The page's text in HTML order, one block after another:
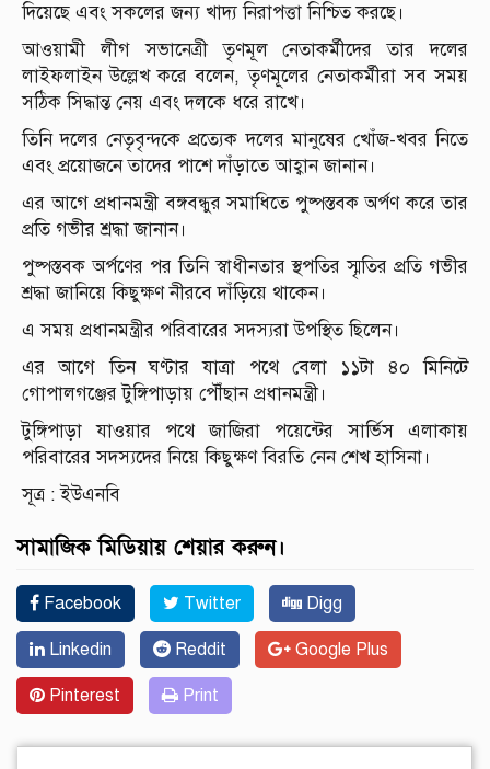
দিয়েছে এবং সকলের জন্য খাদ্য নিরাপত্তা নিশ্চিত করছে।
আওয়ামী লীগ সভানেত্রী তৃণমূল নেতাকর্মীদের তার দলের
লাইফলাইন উল্লেখ করে বলেন, তৃণমূলের নেতাকর্মীরা সব সময়
সঠিক সিদ্ধান্ত নেয় এবং দলকে ধরে রাখে।
তিনি দলের নেতৃবৃন্দকে প্রত্যেক দলের মানুষের খোঁজ-খবর নিতে
এবং প্রয়োজনে তাদের পাশে দাঁড়াতে আহ্বান জানান।
এর আগে প্রধানমন্ত্রী বঙ্গবন্ধুর সমাধিতে পুষ্পস্তবক অর্পণ করে তার
প্রতি গভীর শ্রদ্ধা জানান।
পুষ্পস্তবক অর্পণের পর তিনি স্বাধীনতার স্থপতির স্মৃতির প্রতি গভীর
শ্রদ্ধা জানিয়ে কিছুক্ষণ নীরবে দাঁড়িয়ে থাকেন।
এ সময় প্রধানমন্ত্রীর পরিবারের সদস্যরা উপস্থিত ছিলেন।
এর আগে তিন ঘণ্টার যাত্রা পথে বেলা ১১টা ৪০ মিনিটে
গোপালগঞ্জের টুঙ্গিপাড়ায় পৌঁছান প্রধানমন্ত্রী।
টুঙ্গিপাড়া যাওয়ার পথে জাজিরা পয়েন্টের সার্ভিস এলাকায়
পরিবারের সদস্যদের নিয়ে কিছুক্ষণ বিরতি নেন শেখ হাসিনা।
সূত্র : ইউএনবি
সামাজিক মিডিয়ায় শেয়ার করুন।
Facebook Twitter Digg
Linkedin Reddit Google Plus
Pinterest Print